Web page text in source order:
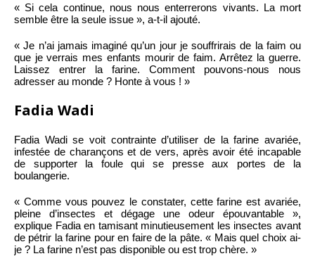
« Si cela continue, nous nous enterrerons vivants. La mort
semble être la seule issue », a-t-il ajouté.
« Je n’ai jamais imaginé qu’un jour je souffrirais de la faim ou
que je verrais mes enfants mourir de faim. Arrêtez la guerre.
Laissez entrer la farine. Comment pouvons-nous nous
adresser au monde ? Honte à vous ! »
Fadia Wadi
Fadia Wadi se voit contrainte d’utiliser de la farine avariée,
infestée de charançons et de vers, après avoir été incapable
de supporter la foule qui se presse aux portes de la
boulangerie.
« Comme vous pouvez le constater, cette farine est avariée,
pleine d’insectes et dégage une odeur épouvantable »,
explique Fadia en tamisant minutieusement les insectes avant
de pétrir la farine pour en faire de la pâte. « Mais quel choix ai-
je ? La farine n’est pas disponible ou est trop chère. »